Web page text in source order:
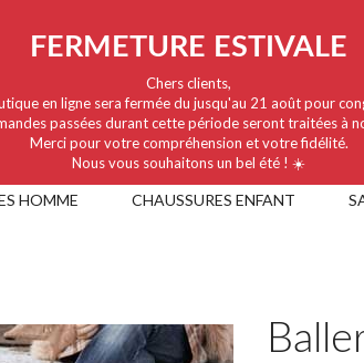
HOMME CHAUSSURES ENFANT
FERMETURE ESTIVALE
Chers clients,
en ligne sera fermée du jusqu'au 21 août pour
passées durant cette période seront traitées à
Merci pour votre compréhension et votre fidélité.
Nous vous souhaitons un bel été ! ☀️